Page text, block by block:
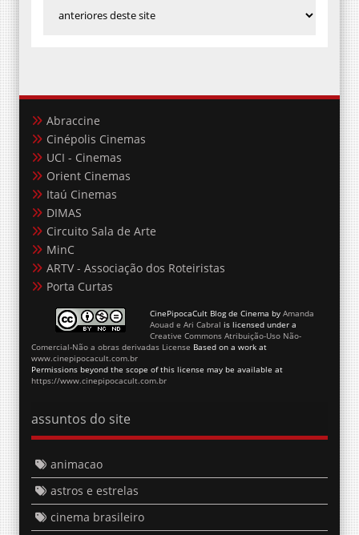
Abraccine
Cinépolis Cinemas
UCI - Cinemas
Orient Cinemas
Itaú Cinemas
DIMAS
Circuito Sala de Arte
MinC
ARTV - Associação dos Roteiristas
Porta Curtas
CinePipocaCult Blog de Cinema by Amanda
Aouad e Ari Cabral is licensed under a
Creative Commons Atribuição-Uso Não-
Comercial-Não a obras derivadas License Based on a work at
www.cinepipocacult.com.br
Permissions beyond the scope of this license may be available at
https://www.cinepipocacult.com.br
assuntos do site
animacao
astros e estrelas
cinema brasileiro